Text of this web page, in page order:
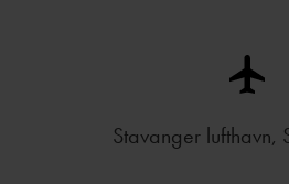
Stavanger lufthavn,